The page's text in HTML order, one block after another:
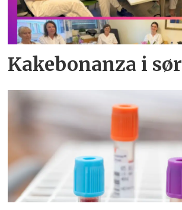
Kakebonanza i sør